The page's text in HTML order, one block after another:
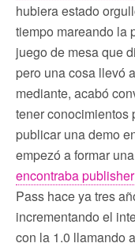
hubiera estado
tiempo mareando la
juego de mesa que
pero una cosa llevó
mediante, acabó
tener conocimientos
publicar una demo
empezó a formar
encontraba publisher
Pass hace ya tres
incrementando el
con la 1.0 llamando